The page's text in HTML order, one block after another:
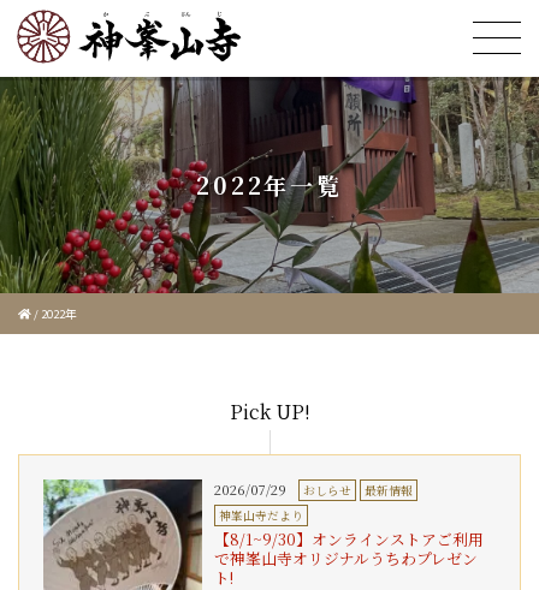
2022年一覧
/ 2022年
Pick UP!
2026/07/29 おしらせ
最新情報
神峯山寺だより
【8/1~9/30】オンラインストアご利用
で神峯山寺オリジナルうちわプレゼン
ト!